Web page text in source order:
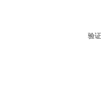
验